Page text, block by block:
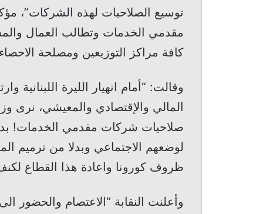
توسيع الصلاحيات لهذه الشركات”،
مقدمي الخدمات وتطالب العمال
كافة مراكز التوزيعين ومصلحة الاحصاء
وقالت: “أمام انهيار الليرة اللبنانية
المالي والإقتصادي والمعيشي، نرى
صلاحيات شركات مقدمي الخدمات!
لوضعهم الاجتماعي وبدلا من ترميم
ظروف كورونا واعادة هذا القطاع
وأعلنت النقابة “الاعتصام